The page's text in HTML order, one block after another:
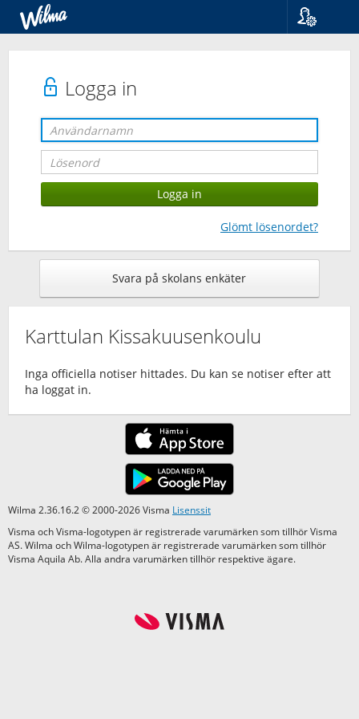
Logga in
Glömt lösenordet?
Svara på skolans enkäter
Karttulan Kissakuusenkoulu
Inga officiella notiser hittades. Du kan se notiser efter att
ha loggat in.
Wilma 2.36.16.2 © 2000-2026 Visma Lisenssit
Visma och Visma-logotypen är registrerade varumärken som tillhör Visma
AS. Wilma och Wilma-logotypen är registrerade varumärken som tillhör
Visma Aquila Ab. Alla andra varumärken tillhör respektive ägare.